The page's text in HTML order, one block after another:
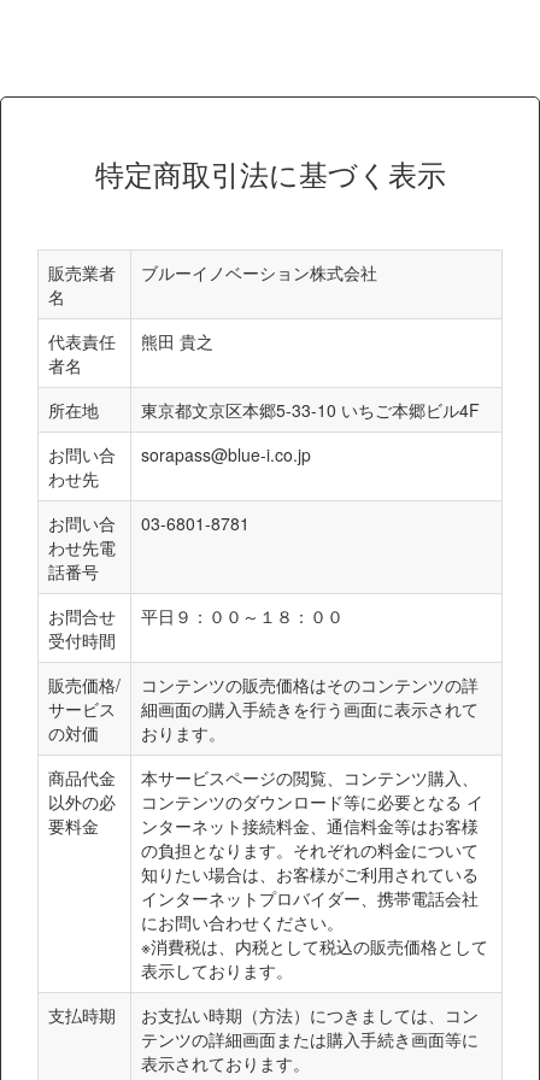
特定商取引法に基づく表示
販売業者
名
ブルーイノベーション株式会社
代表責任
者名
熊田 貴之
所在地
東京都文京区本郷5-33-10 いちご本郷ビル4F
お問い合
わせ先
sorapass@blue-i.co.jp
お問い合
わせ先電
話番号
03-6801-8781
お問合せ
受付時間
平日９：００～１８：００
販売価格/
サービス
の対価
コンテンツの販売価格はそのコンテンツの詳
細画面の購入手続きを行う画面に表示されて
おります。
商品代金
以外の必
要料金
本サービスページの閲覧、コンテンツ購入、
コンテンツのダウンロード等に必要となる イ
ンターネット接続料金、通信料金等はお客様
の負担となります。それぞれの料金について
知りたい場合は、お客様がご利用されている
インターネットプロバイダー、携帯電話会社
にお問い合わせください。
※消費税は、内税として税込の販売価格として
表示しております。
支払時期
お支払い時期（方法）につきましては、コン
テンツの詳細画面または購入手続き画面等に
表示されております。